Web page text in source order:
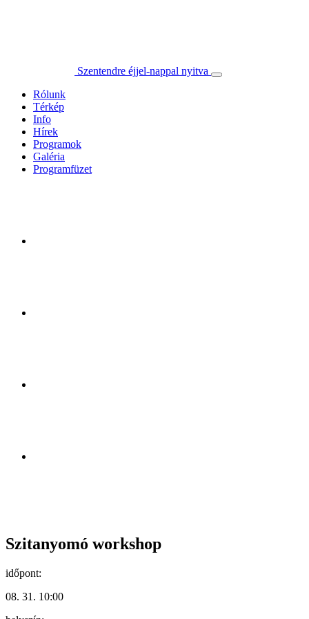
Szentendre éjjel-nappal nyitva
Rólunk
Térkép
Info
Hírek
Programok
Galéria
Programfüzet
Szitanyomó workshop
időpont:
08. 31. 10:00